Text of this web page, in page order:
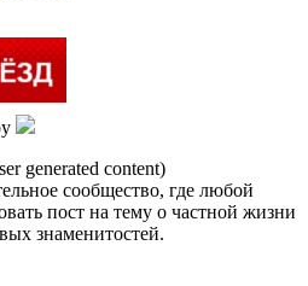
generated content)
сообщество, где любой
пост на тему о частной жизни
знаменитостей.